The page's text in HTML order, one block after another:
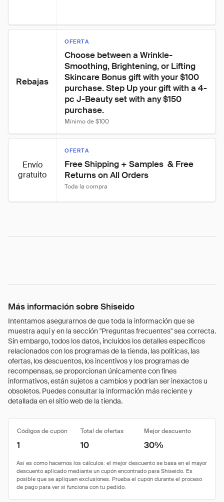
Rebajas
OFERTA
Choose between a Wrinkle-
Smoothing, Brightening, or Lifting
Skincare Bonus gift with your $100
purchase. Step Up your gift with a 4-
pc J-Beauty set with any $150
purchase.
Mínimo de $100
Envío
gratuito
OFERTA
Free Shipping + Samples  & Free
Returns on All Orders
Toda la compra
Más información sobre Shiseido
Intentamos asegurarnos de que toda la información que se
muestra aquí y en la sección "Preguntas frecuentes" sea correcta.
Sin embargo, todos los datos, incluidos los detalles específicos
relacionados con los programas de la tienda, las políticas, las
ofertas, los descuentos, los incentivos y los programas de
recompensas, se proporcionan únicamente con fines
informativos, están sujetos a cambios y podrían ser inexactos u
obsoletos. Puedes consultar la información más reciente y
detallada en el sitio web de la tienda.
Códigos de cupón Total de ofertas Mejor descuento
1 10 30%